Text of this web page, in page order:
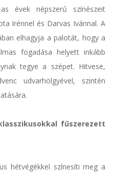
évek népszerű színészeit
Irénnel és Darvas Ivánnal. A
elhagyja a palotát, hogy a
fogadása helyett inkább
tegye a szépet. Hitvese,
udvarhölgyével, szintén
fűszerezett
hétvégékkel színesíti meg a